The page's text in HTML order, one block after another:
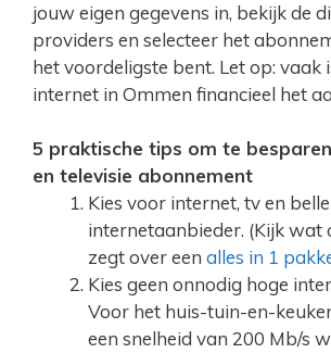
jouw eigen gegevens in, bekijk de
providers en selecteer het
het voordeligste bent. Let op: vaak
internet in Ommen financieel het
5 praktische tips om te
en televisie abonnement
Kies voor internet, tv en
internetaanbieder. (Kijk wat
zegt over een alles in 1
Kies geen onnodig hoge
Voor het huis-tuin-en-
een snelheid van 200 Mb/s